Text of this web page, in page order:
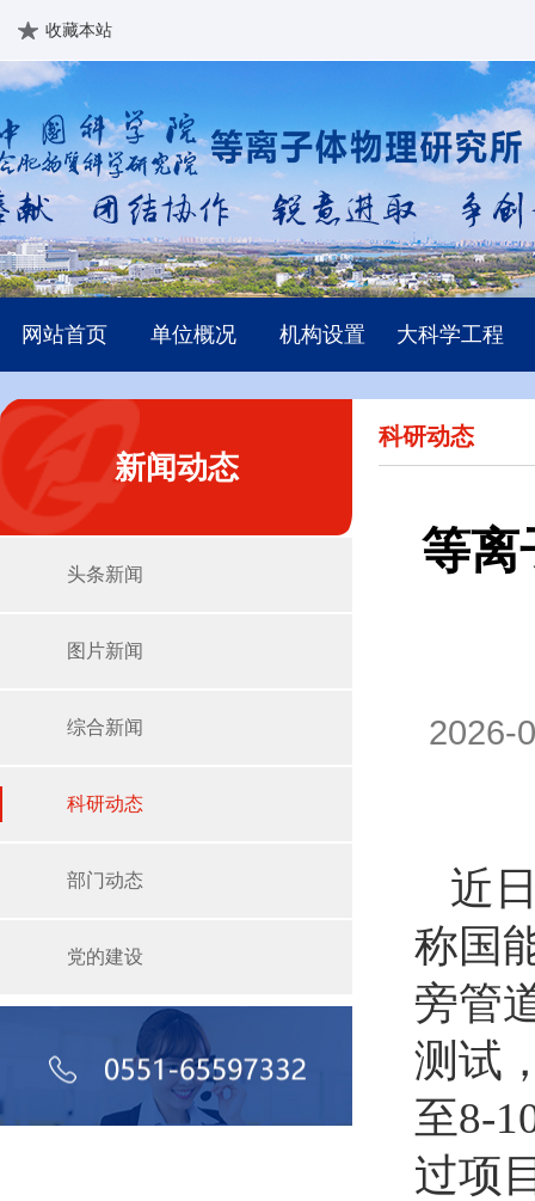
收藏本站
网站首页 单位概况 机构设置 大科学工程
新闻动态
头条新闻
图片新闻
综合新闻
科研动态
部门动态
党的建设
科研动态
等离
2026-
近
称国
旁管
测试
至8-
过项